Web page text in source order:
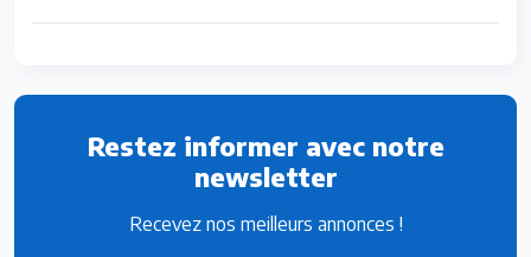
Restez informer avec notre
newsletter
Recevez nos meilleurs annonces !